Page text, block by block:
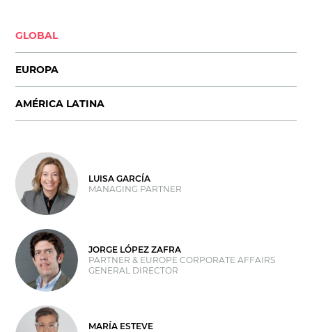
GLOBAL
EUROPA
AMÉRICA LATINA
LUISA GARCÍA
MANAGING PARTNER
JORGE LÓPEZ ZAFRA
PARTNER & EUROPE CORPORATE AFFAIRS
GENERAL DIRECTOR
MARÍA ESTEVE